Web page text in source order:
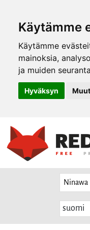
Käytämme
Käytämme
mainoksia,
ja muiden
Hyväksyn
suomi